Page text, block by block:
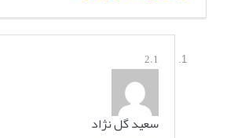
2.1
سعید گل نژاد